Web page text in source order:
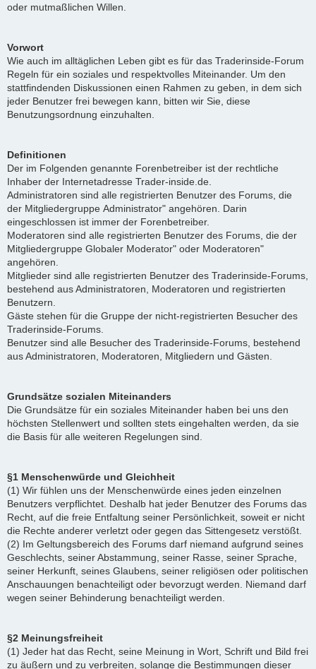
oder mutmaßlichen Willen.
Vorwort
Wie auch im alltäglichen Leben gibt es für das Traderinside-Forum
Regeln für ein soziales und respektvolles Miteinander. Um den
stattfindenden Diskussionen einen Rahmen zu geben, in dem sich
jeder Benutzer frei bewegen kann, bitten wir Sie, diese
Benutzungsordnung einzuhalten.
Definitionen
Der im Folgenden genannte Forenbetreiber ist der rechtliche
Inhaber der Internetadresse Trader-inside.de.
Administratoren sind alle registrierten Benutzer des Forums, die
der Mitgliedergruppe Administrator" angehören. Darin
eingeschlossen ist immer der Forenbetreiber.
Moderatoren sind alle registrierten Benutzer des Forums, die der
Mitgliedergruppe Globaler Moderator" oder Moderatoren"
angehören.
Mitglieder sind alle registrierten Benutzer des Traderinside-Forums,
bestehend aus Administratoren, Moderatoren und registrierten
Benutzern.
Gäste stehen für die Gruppe der nicht-registrierten Besucher des
Traderinside-Forums.
Benutzer sind alle Besucher des Traderinside-Forums, bestehend
aus Administratoren, Moderatoren, Mitgliedern und Gästen.
Grundsätze sozialen Miteinanders
Die Grundsätze für ein soziales Miteinander haben bei uns den
höchsten Stellenwert und sollten stets eingehalten werden, da sie
die Basis für alle weiteren Regelungen sind.
§1 Menschenwürde und Gleichheit
(1) Wir fühlen uns der Menschenwürde eines jeden einzelnen
Benutzers verpflichtet. Deshalb hat jeder Benutzer des Forums das
Recht, auf die freie Entfaltung seiner Persönlichkeit, soweit er nicht
die Rechte anderer verletzt oder gegen das Sittengesetz verstößt.
(2) Im Geltungsbereich des Forums darf niemand aufgrund seines
Geschlechts, seiner Abstammung, seiner Rasse, seiner Sprache,
seiner Herkunft, seines Glaubens, seiner religiösen oder politischen
Anschauungen benachteiligt oder bevorzugt werden. Niemand darf
wegen seiner Behinderung benachteiligt werden.
§2 Meinungsfreiheit
(1) Jeder hat das Recht, seine Meinung in Wort, Schrift und Bild frei
zu äußern und zu verbreiten, solange die Bestimmungen dieser